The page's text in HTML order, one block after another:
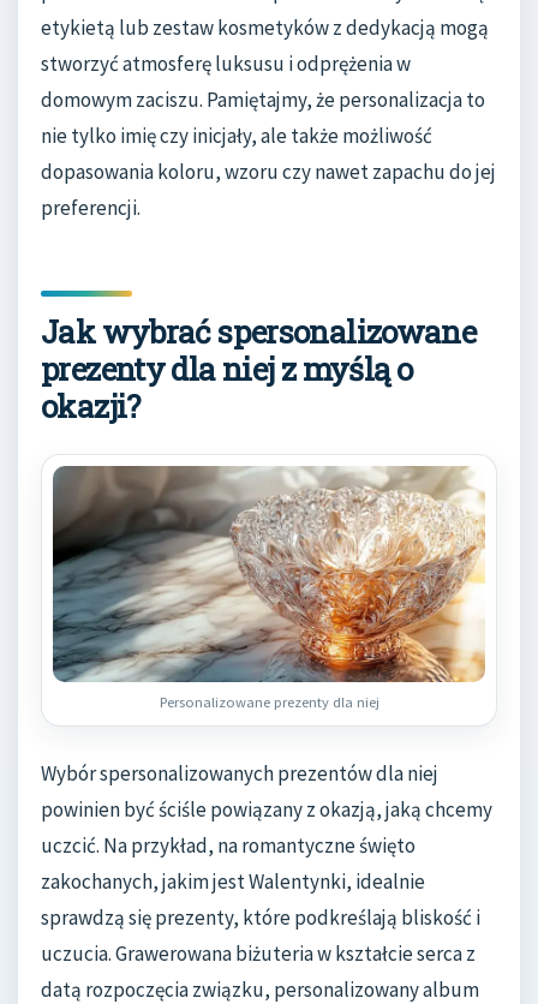
etykietą lub zestaw kosmetyków z dedykacją mogą
stworzyć atmosferę luksusu i odprężenia w
domowym zaciszu. Pamiętajmy, że personalizacja to
nie tylko imię czy inicjały, ale także możliwość
dopasowania koloru, wzoru czy nawet zapachu do jej
preferencji.
Jak wybrać spersonalizowane
prezenty dla niej z myślą o
okazji?
Personalizowane prezenty dla niej
Wybór spersonalizowanych prezentów dla niej
powinien być ściśle powiązany z okazją, jaką chcemy
uczcić. Na przykład, na romantyczne święto
zakochanych, jakim jest Walentynki, idealnie
sprawdzą się prezenty, które podkreślają bliskość i
uczucia. Grawerowana biżuteria w kształcie serca z
datą rozpoczęcia związku, personalizowany album